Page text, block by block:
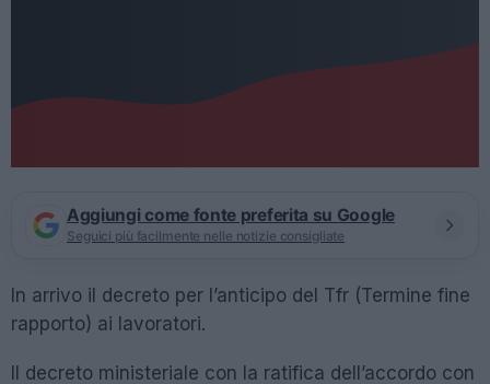
Aggiungi come fonte preferita su Google
Seguici più facilmente nelle notizie consigliate
In arrivo il decreto per l’anticipo del Tfr (Termine fine
rapporto) ai lavoratori.
Il decreto ministeriale con la ratifica dell’accordo con